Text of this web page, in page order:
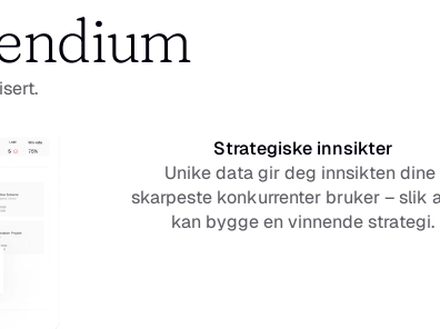
Strategiske innsikter
Unike data gir deg innsikten dine
skarpeste konkurrenter bruker – slik
kan bygge en vinnende strategi.